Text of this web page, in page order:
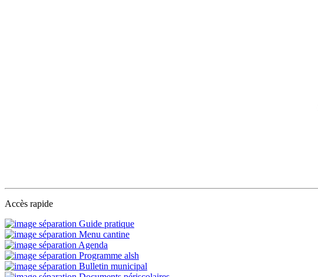
Accès rapide
Guide pratique
Menu cantine
Agenda
Programme alsh
Bulletin municipal